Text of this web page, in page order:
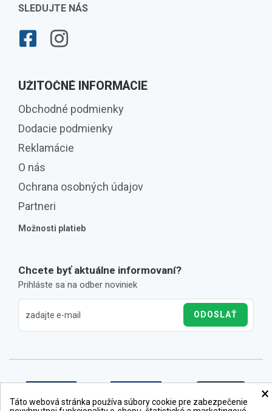
SLEDUJTE NÁS
UŽITOČNÉ INFORMÁCIE
Obchodné podmienky
Dodacie podmienky
Reklamácie
O nás
Ochrana osobných údajov
Partneri
Možnosti platieb
Chcete byť aktuálne informovaní?
Prihláste sa na odber noviniek
ODOSLAŤ
×
Táto webová stránka používa súbory cookie pre zabezpečenie